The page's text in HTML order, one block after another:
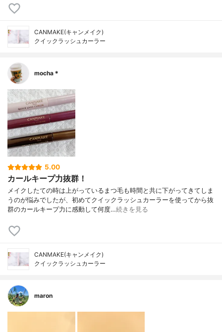
CANMAKE(キャンメイク)
クイックラッシュカーラー
mocha＊
5.00
カールキープ力抜群！
メイクしたての時は上がっているまつ毛も時間と共に下がってきてしま
うのが悩みでしたが、初めてクイックラッシュカーラーを使ってから抜
群のカールキープ力に感動して何度…続きを見る
CANMAKE(キャンメイク)
クイックラッシュカーラー
maron